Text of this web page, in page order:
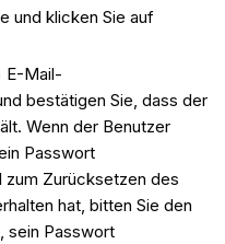
und klicken Sie auf
E-Mail-
bestätigen Sie, dass der
Wenn der Benutzer
Passwort
zum Zurücksetzen des
hat, bitten Sie den
sein Passwort